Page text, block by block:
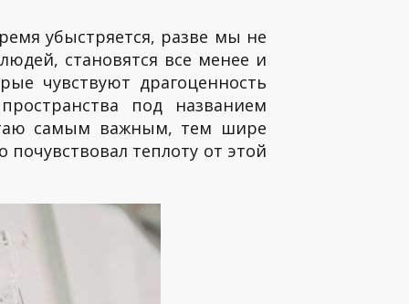
убыстряется, разве мы не
становятся все менее и
чувствуют драгоценность
под названием
самым важным, тем шире
теплоту от этой